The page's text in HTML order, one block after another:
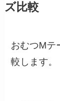
ズ比較
おむつMテ
較します。